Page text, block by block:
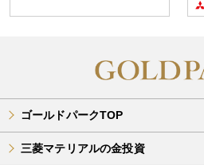
ゴールドパークTOP
三菱マテリアルの金投資